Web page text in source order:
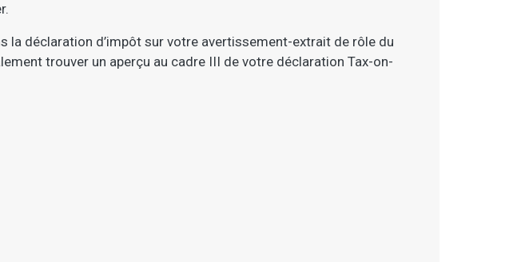
la déclaration d’impôt sur votre avertissement-extrait de rôle du
trouver un aperçu au cadre III de votre déclaration Tax-on-